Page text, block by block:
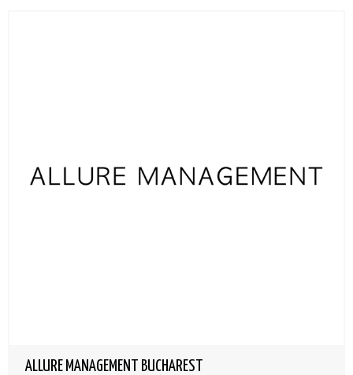
ALLURE MANAGEMENT BUCHAREST